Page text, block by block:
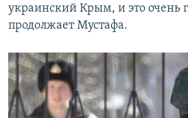
украинский Крым, и это очень
продолжает Мустафа.